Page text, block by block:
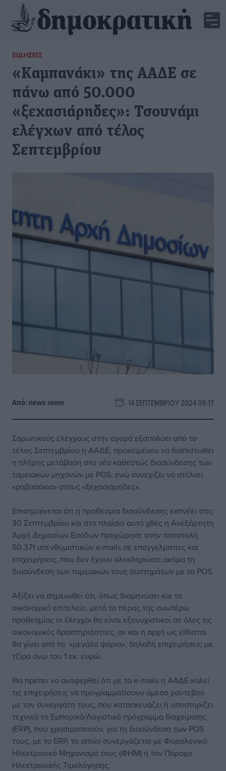
ΕΙΔΉΣΕΙΣ
«Καμπανάκι» της ΑΑΔΕ σε
πάνω από 50.000
«ξεχασιάρηδες»: Τσουνάμι
ελέγχων από τέλος
Σεπτεμβρίου
Από: news room 14 ΣΕΠΤΕΜΒΡΊΟΥ 2024 09:17
Σαρωτικούς ελέγχους στην αγορά εξαπολύει από το
τέλος Σεπτεμβρίου η ΑΑΔΕ, προκειμένου να διαπιστωθεί
η πλήρης μετάβαση στο νέο καθεστώς διασύνδεσης των
ταμειακών μηχανών με POS, ενώ συνεχίζει να στέλνει
«ραβασάκια» στους «ξεχασιάρηδες».
Επισημαίνεται ότι η προθεσμία διασύνδεσης εκπνέει στις
30 Σεπτεμβρίου και στο πλαίσιο αυτό χθες η Ανεξάρτητη
Αρχή Δημοσίων Εσόδων προχώρησε στην αποστολή
50.371 υπενθυμιστικών e-mails σε επαγγελματίες και
επιχειρήσεις, που δεν έχουν ολοκληρώσει ακόμα τη
διασύνδεση των ταμειακών τους συστημάτων με τα POS.
Αξίζει να σημειωθεί ότι, όπως διαμηνύσει και το
οικονομικό επιτελείο, μετά το πέρας της ανωτέρω
προθεσμίας οι έλεγχοι θα είναι εξονυχιστικοί σε όλες τις
οικονομικές δραστηριότητες, αν και η αρχή ως είθισται
θα γίνει από τα «μεγάλα ψάρια», δηλαδή επιχειρήσεις με
τζίρο άνω του 1 εκ. ευρώ.
Θα πρέπει να αναφερθεί ότι με τα e-mails η ΑΑΔΕ καλεί
τις επιχειρήσεις να προγραμματίσουν άμεσα ραντεβού
με τον συνεργάτη τους, που κατασκευάζει ή υποστηρίζει
τεχνικά το Εμπορικό/Λογιστικό πρόγραμμα διαχείρισης
(ERP), που χρησιμοποιούν, για τη διασύνδεση των POS
τους, με το ERP, το οποίο συνεργάζεται με Φορολογικό
Ηλεκτρονικό Μηχανισμό τους (ΦΗΜ) ή τον Πάροχο
Ηλεκτρονικής Τιμολόγησης.